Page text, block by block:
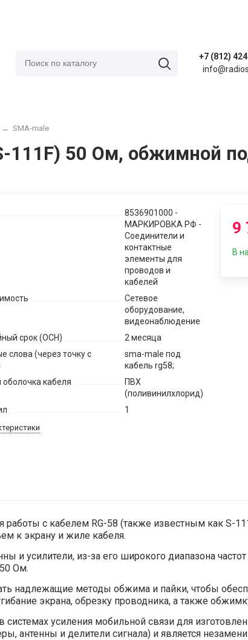
+7 (812)
→ SMA-male
111F) 50 Ом, обжимной
8536901000 -
МАРКИРОВКА РФ -
Соединители и
контактные
элементы для
проводов и
кабелей
Сетевое
оборудование,
видеонаблюдение
срок (ОСН)
2 месяца
слова (через точку с
sma-male под
кабель rg58;
кабеля
ПВХ
(поливинилхлорид)
1
9
В
с кабелем RG-58 (также известным как S-
к экрану и жиле кабеля.
и усилители, из-за его широкого диапазона
Ом.
надлежащие методы обжима и пайки, чтобы
экрана, обрезку проводника, а также
системах усиления мобильной связи для
антенны и делители сигнала) и является